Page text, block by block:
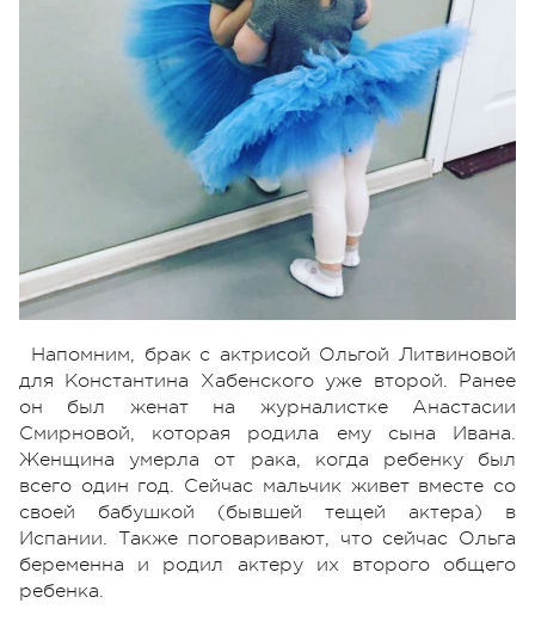
Напомним, брак с актрисой Ольгой Литвиновой
для Константина Хабенского уже второй. Ранее
он был женат на журналистке Анастасии
Смирновой, которая родила ему сына Ивана.
Женщина умерла от рака, когда ребенку был
всего один год. Сейчас мальчик живет вместе со
своей бабушкой (бывшей тещей актера) в
Испании. Также поговаривают, что сейчас Ольга
беременна и родил актеру их второго общего
ребенка.